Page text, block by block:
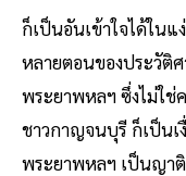
ก็เป็นอันเข้าใจได้ใน
หลายตอนของประวัติ
พระยาพหลฯ ซึ่งไม่ใ
ชาวกาญจนบุรี ก็เป็น
พระยาพหลฯ เป็นญา